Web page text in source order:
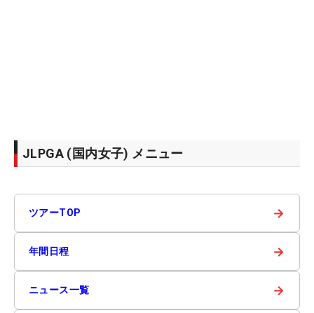
JLPGA (国内女子) メニュー
ツアーTOP →
年間日程 →
ニュース一覧 →